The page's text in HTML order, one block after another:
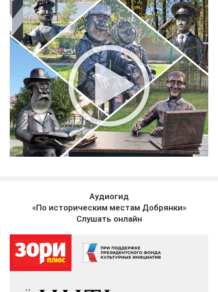
Аудиогид
«По историческим местам Добрянки»
Слушать онлайн